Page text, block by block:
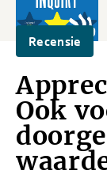
Recensie
Ook